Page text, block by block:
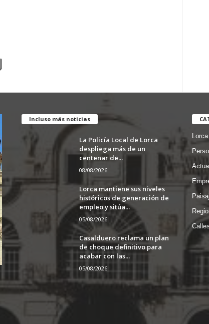
Incluso más noticias
La Policía Local de Lorca
despliega más de un
centenar de...
08/08/2026
Lorca mantiene sus niveles
históricos de generación de
empleo y sitúa...
05/08/2026
Casalduero reclama un plan
de choque definitivo para
acabar con las...
05/08/2026
Lorca